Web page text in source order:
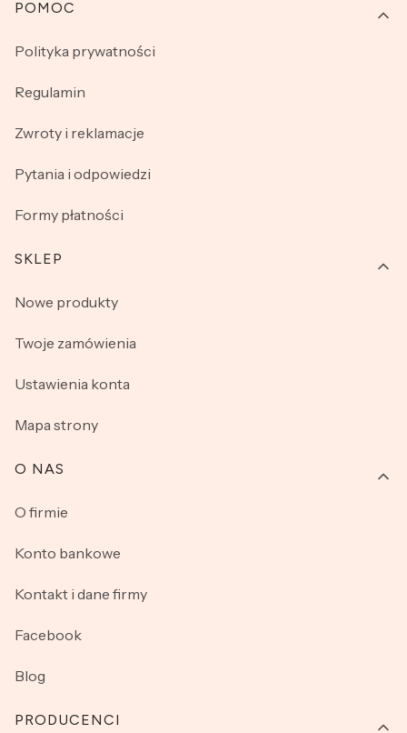
Linki w stopce
POMOC
Polityka prywatności
Regulamin
Zwroty i reklamacje
Pytania i odpowiedzi
Formy płatności
SKLEP
Nowe produkty
Twoje zamówienia
Ustawienia konta
Mapa strony
O NAS
O firmie
Konto bankowe
Kontakt i dane firmy
Facebook
Blog
PRODUCENCI